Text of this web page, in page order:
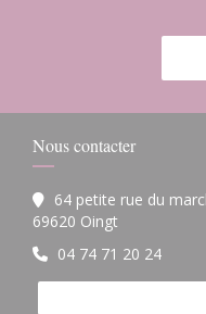
Nous contacter
64 petite rue du
69620 Oingt
04 74 71 20 24